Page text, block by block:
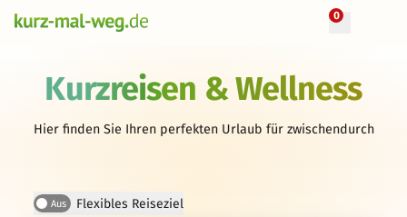
0
Kurzreisen & Wellness
Hier finden Sie Ihren perfekten Urlaub für zwischendurch
Aus Flexibles Reiseziel